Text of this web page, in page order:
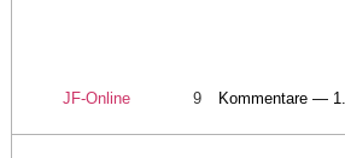
JF-Online 9 Kommentare —